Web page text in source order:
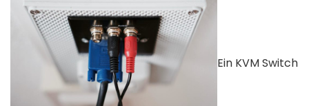
Ein KVM Switch